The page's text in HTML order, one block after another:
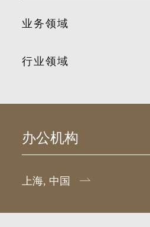
业务领域
行业领域
办公机构
上海, 中国